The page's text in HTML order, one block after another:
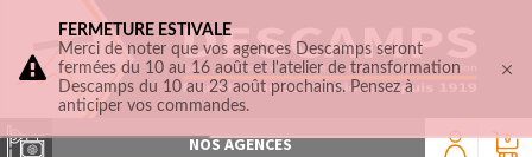
0
NOS AGENCES
FERMETURE ESTIVALE
Merci de noter que vos agences Descamps seront
fermées du 10 au 16 août et l'atelier de transformation
Descamps du 10 au 23 août prochains. Pensez à
anticiper vos commandes.